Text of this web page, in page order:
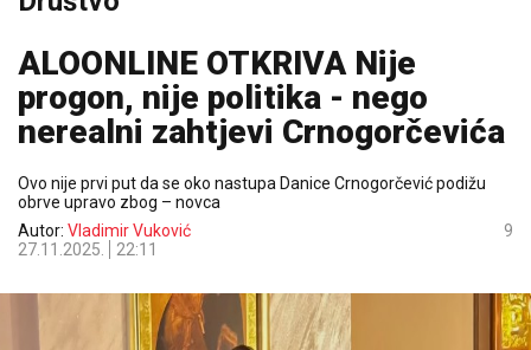
ALOONLINE OTKRIVA Nije
progon, nije politika - nego
nerealni zahtjevi Crnogorčevića
Ovo nije prvi put da se oko nastupa Danice Crnogorčević podižu
obrve upravo zbog – novca
Autor: Vladimir Vuković
27.11.2025.
22:11
9